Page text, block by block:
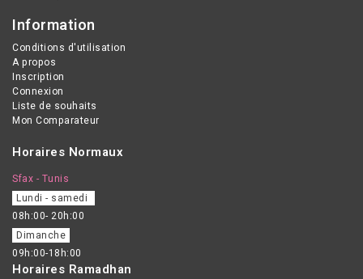
Information
Conditions d'utilisation
A propos
Inscription
Connexion
Liste de souhaits
Mon Comparateur
Horaires Normaux
Sfax - Tunis
Lundi - samedi
08h:00- 20h:00
Dimanche
09h:00-18h:00
Horaires Ramadhan